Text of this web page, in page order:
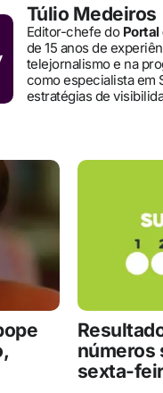
Túlio Medeiros
Editor-chefe do Portal
de 15 anos de
telejornalismo e na
como especialista em
estratégias de
números
sexta-